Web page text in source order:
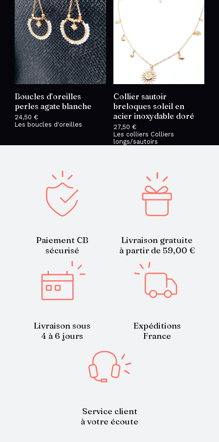
Boucles d’oreilles
perles agate blanche
24,50 €
Les boucles d'oreilles
Collier sautoir
breloques soleil en
acier inoxydable doré
27,50 €
Les colliers Colliers
longs/sautoirs
Paiement CB
sécurisé
Livraison gratuite
à partir de 59,00 €
Livraison sous
4 à 6 jours
Expéditions
France
Service client
à votre écoute